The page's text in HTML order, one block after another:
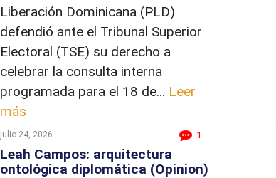
Liberación Dominicana (PLD)
defendió ante el Tribunal Superior
Electoral (TSE) su derecho a
celebrar la consulta interna
programada para el 18 de... Leer
más
julio 24, 2026 1
Leah Campos: arquitectura
ontológica diplomática (Opinion)